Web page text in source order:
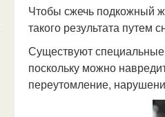
Чтобы сжечь подкожный
такого результата путем
Существуют специальные
поскольку можно
переутомление,